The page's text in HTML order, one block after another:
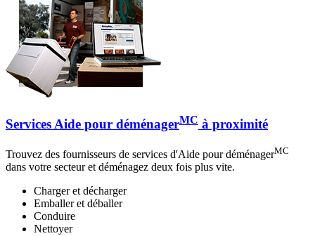
Services Aide pour déménagerMC à proximité
Trouvez des fournisseurs de services d'Aide pour déménagerMC
dans votre secteur et déménagez deux fois plus vite.
Charger et décharger
Emballer et déballer
Conduire
Nettoyer